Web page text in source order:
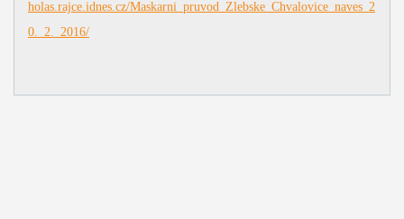
holas.rajce.idnes.cz/Maskarni_pruvod_Zlebske_Chvalovice_naves_2
0._2._2016/